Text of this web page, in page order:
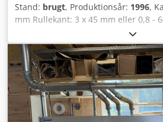
Stand: brugt, Produktionsår: 1996,
mm Rullekant: 3 x 45 mm eller 0,8 -
emnebredde: 65 mm Mindste
Emnetykkelse: 10 - 55 mm
Forfræsning Limkar Quickmelt
Planfræsning Fasfræsning
Fladskrabeklinge Poleringsaggregat
1220 x 2400 mm Vægt: 3000 kg
Crjdpevvkd Tsfx Ahhef